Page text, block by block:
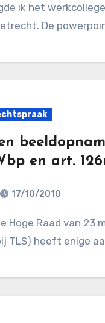
De
en art.
17/10/2010
TLS) heeft enige